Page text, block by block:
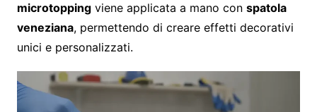
microtoppingviene applicata a mano con spatola
veneziana, permettendo di creare effetti decorativi
unici e personalizzati.